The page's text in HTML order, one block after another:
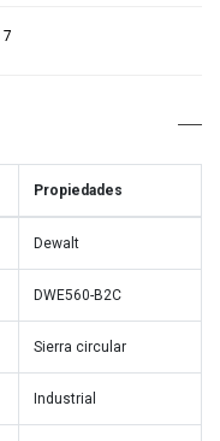
7
Propiedades
Dewalt
DWE560-B2C
Sierra circular
Industrial